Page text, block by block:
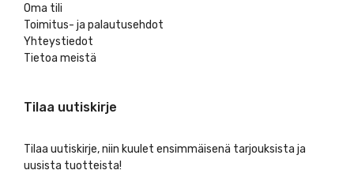
Oma tili
Toimitus- ja palautusehdot
Yhteystiedot
Tietoa meistä
Tilaa uutiskirje
Tilaa uutiskirje, niin kuulet ensimmäisenä tarjouksista ja
uusista tuotteista!